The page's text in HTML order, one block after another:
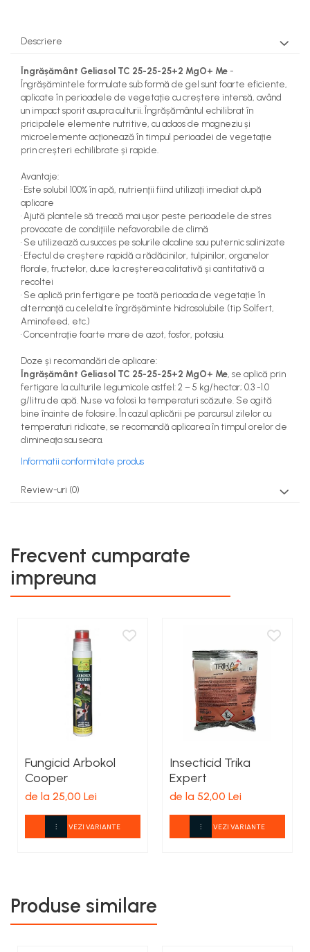
Nivele si masurare unghi
Rulete
Descriere
Îngrășământ Geliasol TC 25-25-25+2 MgO+ Me -
Îngrășămintele formulate sub formă de gel sunt foarte eficiente,
aplicate în perioadele de vegetaţie cu creștere intensă, având
un impact sporit asupra culturii. Îngrășământul echilibrat în
pricipalele elemente nutritive, cu adaos de magneziu și
microelemente acţionează în timpul perioadei de vegetaţie
prin creșteri echilibrate și rapide.
Avantaje:
• Este solubil 100% în apă, nutrienţii fiind utilizaţi imediat după
aplicare
• Ajută plantele să treacă mai ușor peste perioadele de stres
provocate de condiţiile nefavorabile de climă
• Se utilizează cu succes pe solurile alcaline sau puternic salinizate
• Efectul de creștere rapidă a rădăcinilor, tulpinilor, organelor
florale, fructelor, duce la creșterea calitativă și cantitativă a
recoltei
• Se aplică prin fertigare pe toată perioada de vegetaţie în
alternanţă cu celelalte îngrășăminte hidrosolubile (tip Solfert,
Aminofeed, etc.)
• Concentraţie foarte mare de azot, fosfor, potasiu.
Doze și recomandări de aplicare:
Îngrășământ Geliasol TC 25-25-25+2 MgO+ Me , se aplică prin
fertigare la culturile legumicole astfel: 2 – 5 kg/hectar; 0.3 -1.0
g/litru de apă. Nu se va folosi la temperaturi scăzute. Se agită
bine înainte de folosire. În cazul aplicării pe parcursul zilelor cu
temperaturi ridicate, se recomandă aplicarea în timpul orelor de
dimineaţa sau seara.
Informatii conformitate produs
Review-uri (0)
Frecvent cumparate
impreuna
Fungicid Arbokol
Cooper
de la 25,00 Lei
VEZI VARIANTE
Insecticid Trika
Expert
de la 52,00 Lei
VEZI VARIANTE
Produse similare